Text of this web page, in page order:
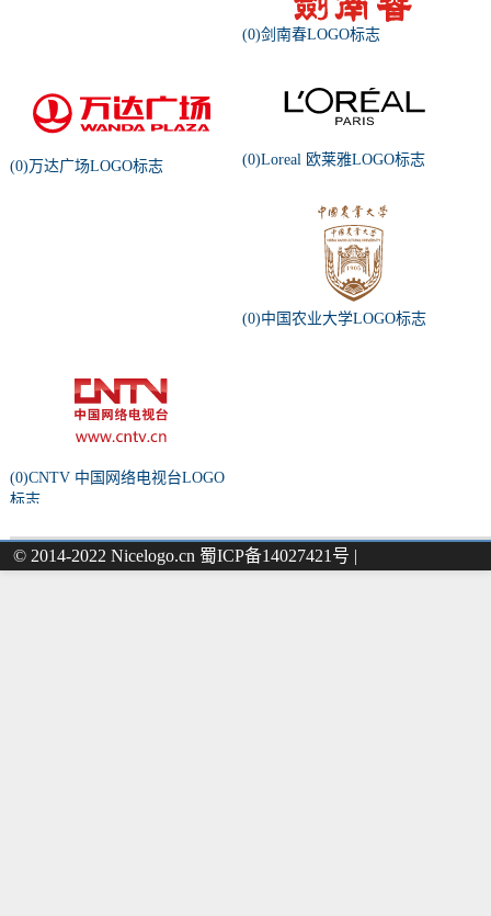
(0)剑南春LOGO标志
(0)万达广场LOGO标志 (0)Loreal 欧莱雅LOGO标志
(0)中国农业大学LOGO标志
(0)CNTV 中国网络电视台LOGO
标志
© 2014-2022 Nicelogo.cn 蜀ICP备14027421号 |